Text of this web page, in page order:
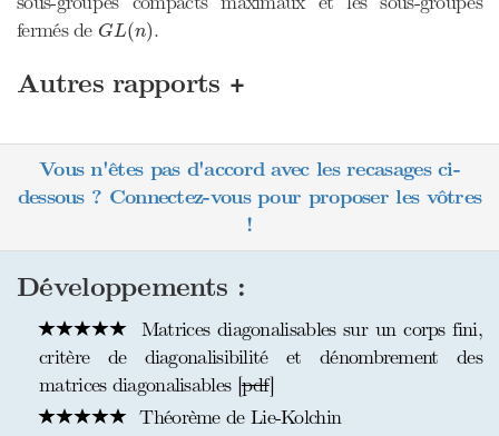
fermés de GL(n)
GL ( ).
Autres rapports +
Vous n'êtes pas d'accord avec les recasages ci-
dessous ? Connectez-vous pour proposer les vôtres
!
Développements :
Matrices diagonalisables sur un corps fini,
critère de diagonalisibilité et dénombrement des
matrices diagonalisables [pdf]
Théorème de Lie-Kolchin